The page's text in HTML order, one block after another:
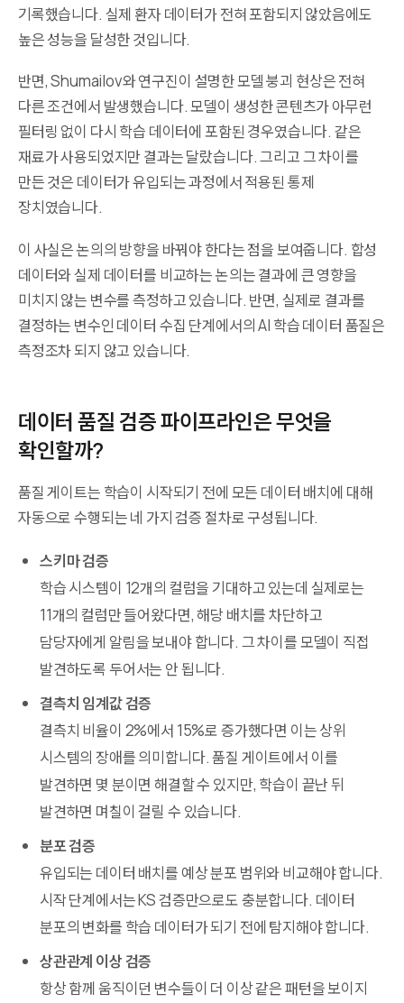
기록했습니다. 실제 환자 데이터가 전혀 포함되지 않았음에도
높은 성능을 달성한 것입니다.
반면, Shumailov와 연구진이 설명한 모델 붕괴 현상은 전혀
다른 조건에서 발생했습니다. 모델이 생성한 콘텐츠가 아무런
필터링 없이 다시 학습 데이터에 포함된 경우였습니다. 같은
재료가 사용되었지만 결과는 달랐습니다. 그리고 그 차이를
만든 것은 데이터가 유입되는 과정에서 적용된 통제
장치였습니다.
이 사실은 논의의 방향을 바꿔야 한다는 점을 보여줍니다. 합성
데이터와 실제 데이터를 비교하는 논의는 결과에 큰 영향을
미치지 않는 변수를 측정하고 있습니다. 반면, 실제로 결과를
결정하는 변수인 데이터 수집 단계에서의 AI 학습 데이터 품질은
측정조차 되지 않고 있습니다.
데이터 품질 검증 파이프라인은 무엇을
확인할까?
품질 게이트는 학습이 시작되기 전에 모든 데이터 배치에 대해
자동으로 수행되는 네 가지 검증 절차로 구성됩니다.
스키마 검증
학습 시스템이 12개의 컬럼을 기대하고 있는데 실제로는
11개의 컬럼만 들어왔다면, 해당 배치를 차단하고
담당자에게 알림을 보내야 합니다. 그 차이를 모델이 직접
발견하도록 두어서는 안 됩니다.
결측치 임계값 검증
결측치 비율이 2%에서 15%로 증가했다면 이는 상위
시스템의 장애를 의미합니다. 품질 게이트에서 이를
발견하면 몇 분이면 해결할 수 있지만, 학습이 끝난 뒤
발견하면 며칠이 걸릴 수 있습니다.
분포 검증
유입되는 데이터 배치를 예상 분포 범위와 비교해야 합니다.
시작 단계에서는 KS 검증만으로도 충분합니다. 데이터
분포의 변화를 학습 데이터가 되기 전에 탐지해야 합니다.
상관관계 이상 검증
항상 함께 움직이던 변수들이 더 이상 같은 패턴을 보이지